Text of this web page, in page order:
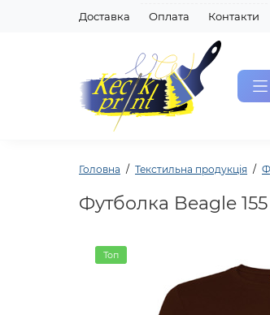
Доставка Оплата Контакти
Головна Текстильна продукція
Футболка Beagle
Топ